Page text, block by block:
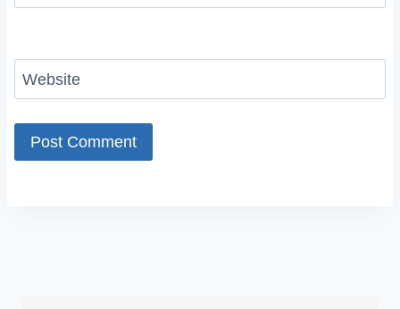
Website